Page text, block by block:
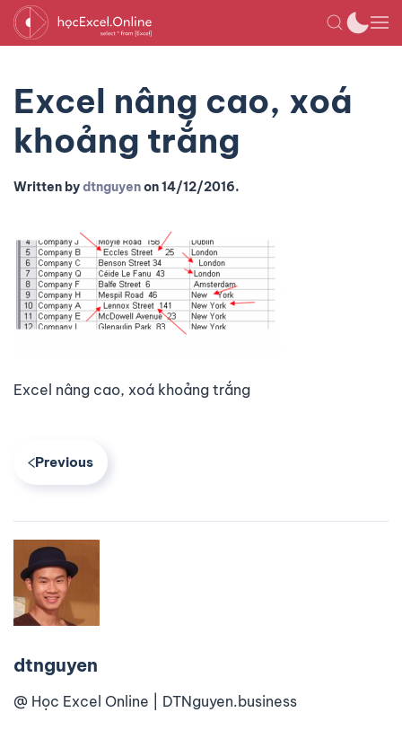
Excel nâng cao, xoá
khoảng trắng
Written bydtnguyenon14/12/2016.
Excel nâng cao, xoá khoảng trắng
Previous
dtnguyen
@ Học Excel Online | DTNguyen.business